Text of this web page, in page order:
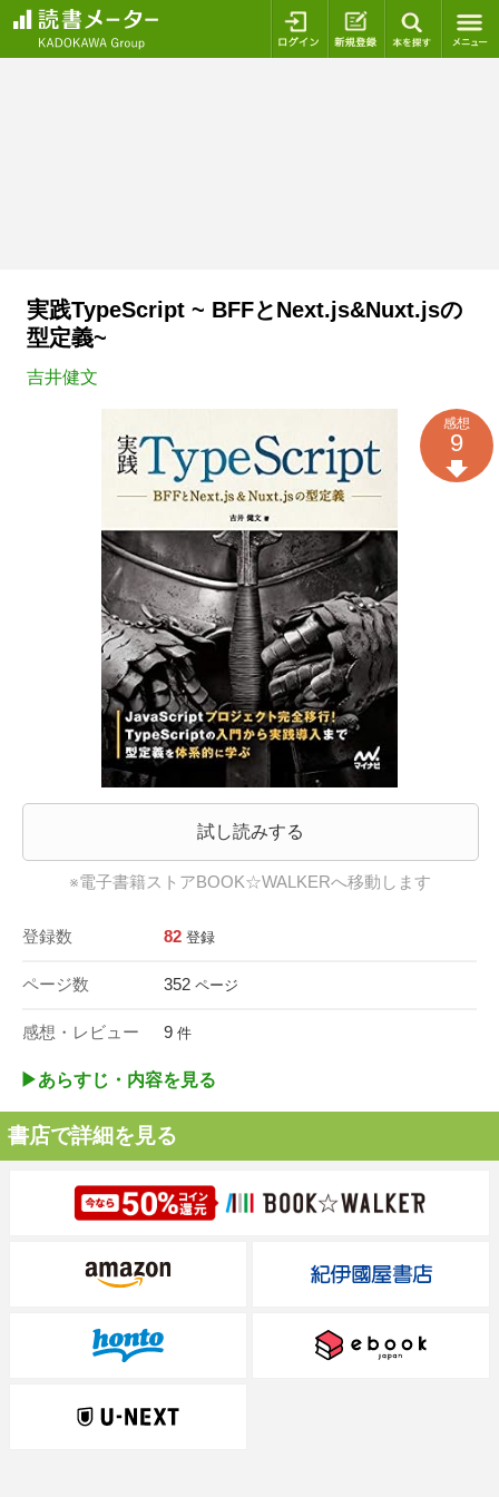
ログイン 新規登録
実践TypeScript ~ BFFとNext.js&Nuxt.jsの
型定義~
吉井健文
試し読みする
※電子書籍ストアBOOK☆WALKERへ移動します
登録数 82 登録
ページ数 352 ページ
感想・レビュー 9 件
感想
9
▶︎あらすじ・内容を見る
書店で詳細を見る